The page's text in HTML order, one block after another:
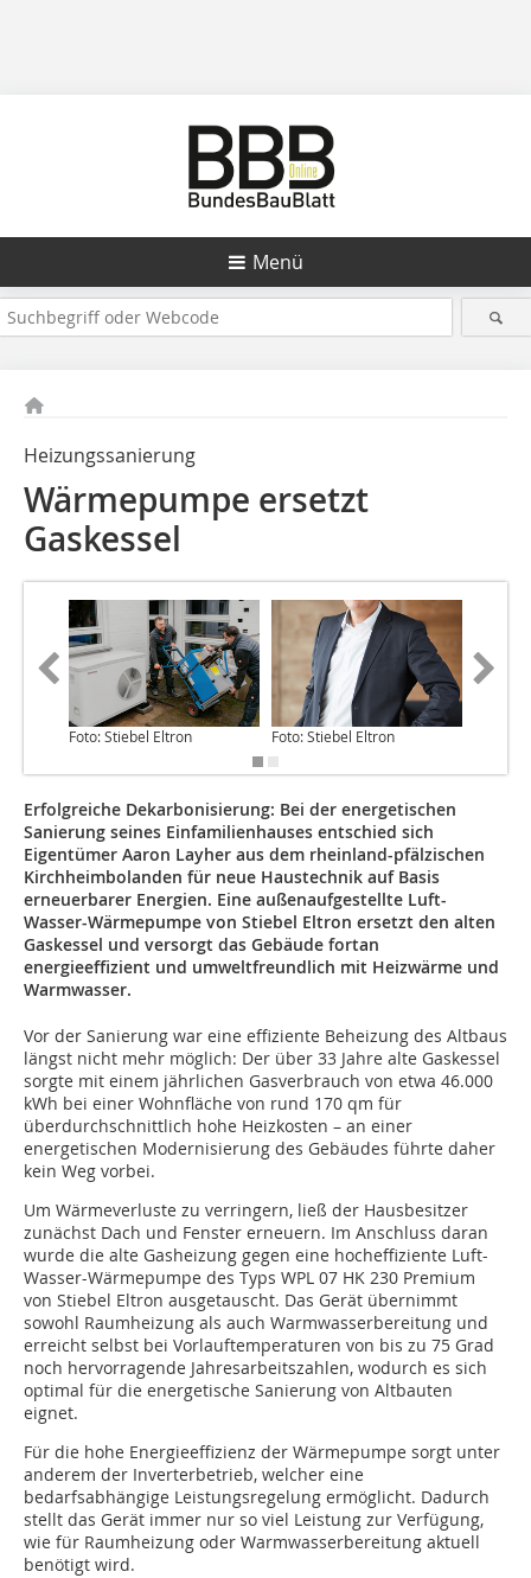
Menü
Heizungssanierung
Wärmepumpe ersetzt
Gaskessel
Foto: Stiebel Eltron Foto: Stiebel Eltron
Erfolgreiche Dekarbonisierung: Bei der energetischen
Sanierung seines Einfamilienhauses entschied sich
Eigentümer Aaron Layher aus dem rheinland-pfälzischen
Kirchheimbolanden für neue Haustechnik auf Basis
erneuerbarer Energien. Eine außenaufgestellte Luft-
Wasser-Wärmepumpe von Stiebel Eltron ersetzt den alten
Gaskessel und versorgt das Gebäude fortan
energieeffizient und umweltfreundlich mit Heizwärme und
Warmwasser.
Vor der Sanierung war eine effiziente Beheizung des Altbaus
längst nicht mehr möglich: Der über 33 Jahre alte Gaskessel
sorgte mit einem jährlichen Gasverbrauch von etwa 46.000
kWh bei einer Wohnfläche von rund 170 qm für
überdurchschnittlich hohe Heizkosten – an einer
energetischen Modernisierung des Gebäudes führte daher
kein Weg vorbei.
Um Wärmeverluste zu verringern, ließ der Hausbesitzer
zunächst Dach und Fenster erneuern. Im Anschluss daran
wurde die alte Gasheizung gegen eine hocheffiziente Luft-
Wasser-Wärmepumpe des Typs WPL 07 HK 230 Premium
von Stiebel Eltron ausgetauscht. Das Gerät übernimmt
sowohl Raumheizung als auch Warmwasserbereitung und
erreicht selbst bei Vorlauftemperaturen von bis zu 75 Grad
noch hervorragende Jahresarbeitszahlen, wodurch es sich
optimal für die energetische Sanierung von Altbauten
eignet.
Für die hohe Energieeffizienz der Wärmepumpe sorgt unter
anderem der Inverterbetrieb, welcher eine
bedarfsabhängige Leistungsregelung ermöglicht. Dadurch
stellt das Gerät immer nur so viel Leistung zur Verfügung,
wie für Raumheizung oder Warmwasserbereitung aktuell
benötigt wird.